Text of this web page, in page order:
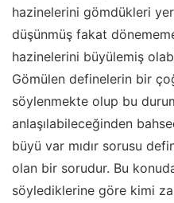
hazinelerini gömdükleri
düşünmüş fakat
hazinelerini büyülemiş
Gömülen definelerin bir
söylenmekte olup bu
anlaşılabileceğinden
büyü var mıdır sorusu
olan bir sorudur. Bu
söylediklerine göre kimi